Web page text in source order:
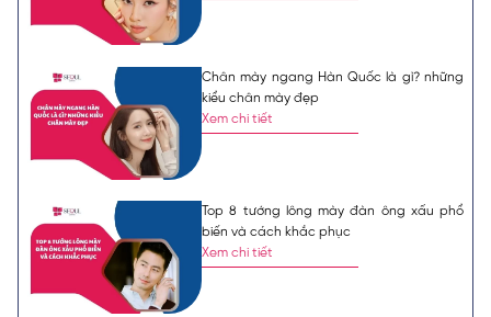
Chân mày ngang Hàn Quốc là gì? những
kiểu chân mày đẹp
Xem chi tiết
Top 8 tướng lông mày đàn ông xấu phổ
biến và cách khắc phục
Xem chi tiết